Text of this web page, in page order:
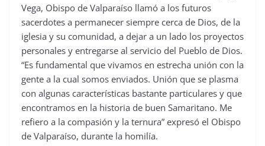
Vega, Obispo de Valparaíso llamó a los futuros
sacerdotes a permanecer siempre cerca de Dios, de la
iglesia y su comunidad, a dejar a un lado los proyectos
personales y entregarse al servicio del Pueblo de Dios.
“Es fundamental que vivamos en estrecha unión con la
gente a la cual somos enviados. Unión que se plasma
con algunas características bastante particulares y que
encontramos en la historia de buen Samaritano. Me
refiero a la compasión y la ternura” expresó el Obispo
de Valparaíso, durante la homilía.